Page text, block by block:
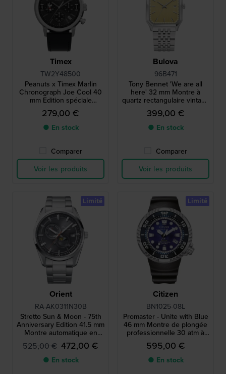
Timex
TW2Y48500
Peanuts x Timex Marlin
Chronograph Joe Cool 40
mm Edition spéciale
chronographe à quartz
avec date
279,00 €
● En stock
Comparer
Voir les produits
Bulova
96B471
Tony Bennet 'We are all
here' 32 mm Montre à
quartz rectangulaire vintage
en acier inoxydable, édition
spéciale
399,00 €
● En stock
Comparer
Voir les produits
Orient
RA-AK0311N30B
Stretto Sun & Moon - 75th
Anniversary Edition 41.5 mm
Montre automatique en
édition limitée avec logo
Orient vintage
525,00 € 472,00 €
● En stock
Limité
Citizen
BN1025-08L
Promaster - Unite with Blue
46 mm Montre de plongée
professionnelle 30 atm à
énergie solaire, édition
limitée, avec prolongateur
de bracelet
595,00 €
● En stock
Limité